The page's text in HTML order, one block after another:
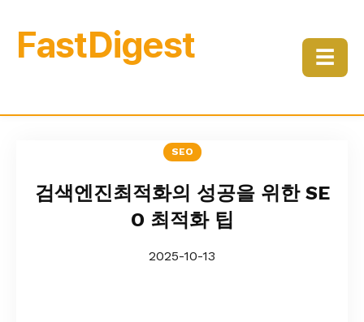
FastDigest ☰
SEO
검색엔진최적화의 성공을 위한 SE
O 최적화 팁
2025-10-13